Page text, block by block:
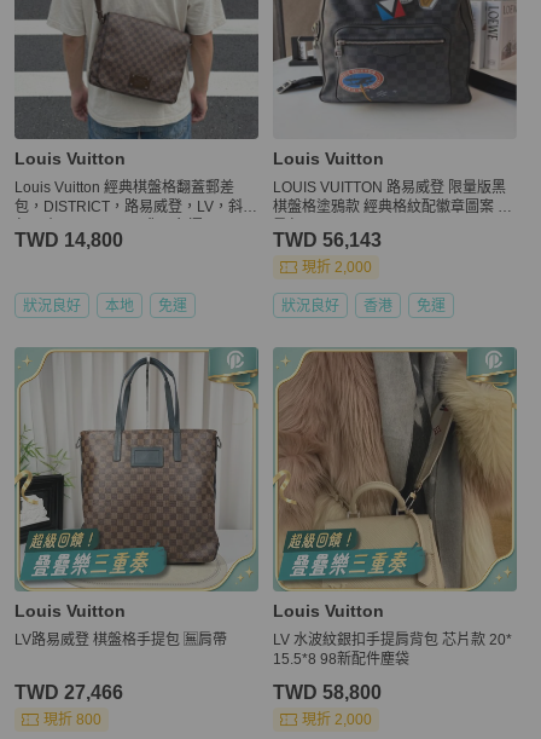
Louis Vuitton
Louis Vuitton 經典棋盤格翻蓋郵差
包，DISTRICT，路易威登，LV，斜背
TWD 14,800
狀況良好 本地 免運
Louis Vuitton
LOUIS VUITTON 路易威登 限量版黑
棋盤格塗鴉款 經典格紋配徽章圖案 雙
TWD 56,143
現折 2,000
狀況良好 香港 免運
Louis Vuitton
LV路易威登 棋盤格手提包 🈚肩帶
TWD 27,466
現折 800
Louis Vuitton
LV 水波紋銀扣手提肩背包 芯片款 20*
15.5*8 98新配件塵袋
TWD 58,800
現折 2,000